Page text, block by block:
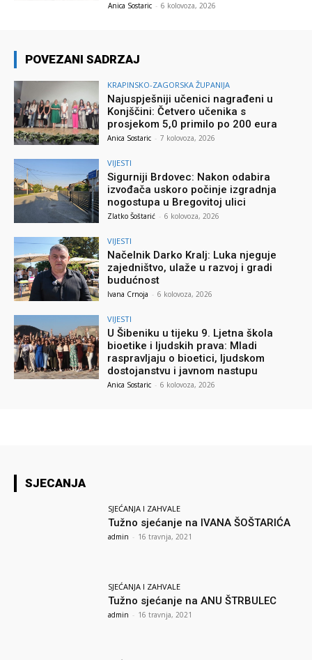
Anica Sostaric - 6 kolovoza, 2026
POVEZANI SADRZAJ
KRAPINSKO-ZAGORSKA ŽUPANIJA
Najuspješniji učenici nagrađeni u
Konjščini: Četvero učenika s
prosjekom 5,0 primilo po 200 eura
Anica Sostaric - 7 kolovoza, 2026
VIJESTI
Sigurniji Brdovec: Nakon odabira
izvođača uskoro počinje izgradnja
nogostupa u Bregovitoj ulici
Zlatko Šoštarić - 6 kolovoza, 2026
VIJESTI
Načelnik Darko Kralj: Luka njeguje
zajedništvo, ulaže u razvoj i gradi
budućnost
Ivana Crnoja - 6 kolovoza, 2026
VIJESTI
U Šibeniku u tijeku 9. Ljetna škola
bioetike i ljudskih prava: Mladi
raspravljaju o bioetici, ljudskom
dostojanstvu i javnom nastupu
Anica Sostaric - 6 kolovoza, 2026
SJECANJA
SJEĆANJA I ZAHVALE
Tužno sjećanje na IVANA ŠOŠTARIĆA
admin - 16 travnja, 2021
SJEĆANJA I ZAHVALE
Tužno sjećanje na ANU ŠTRBULEC
admin - 16 travnja, 2021